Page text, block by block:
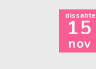
dissabte
15
nov